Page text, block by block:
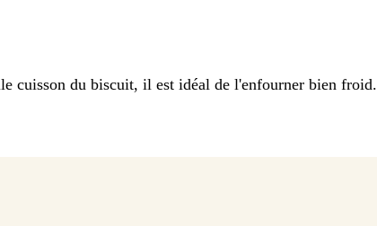
cuisson du biscuit, il est idéal de l'enfourner bien froid.